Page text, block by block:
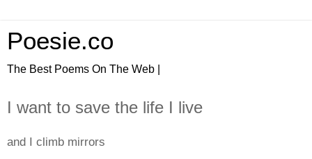
Poesie.co
The Best Poems On The Web |
I want to save the life I live
and I climb mirrors